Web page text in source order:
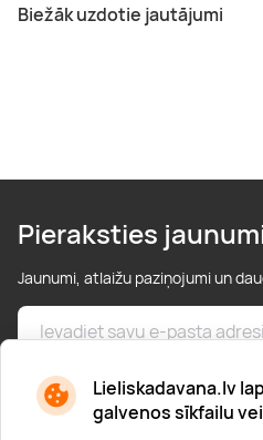
Lieliskadavana.lv
galvenos sīkfailu
Biežāk uzdotie jautājumi
Pieraksties
Jaunumi, atlaižu paziņojumi un
* Esmu iepazinies/usies ar